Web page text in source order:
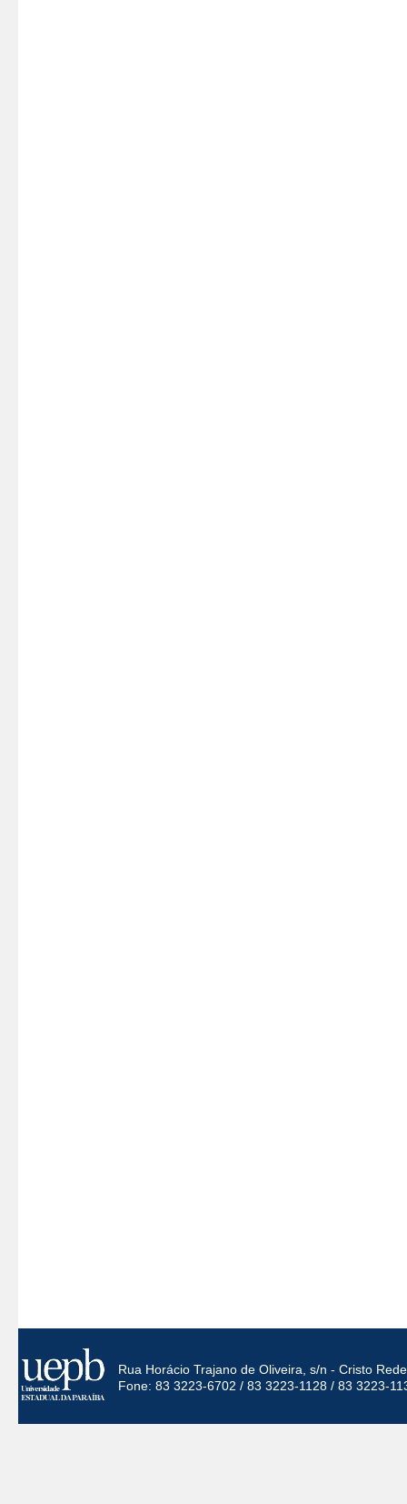
Rua Horácio Trajano de Oliveira, s/n - Cristo
Fone: 83 3223-6702 / 83 3223-1128 / 83 3223-